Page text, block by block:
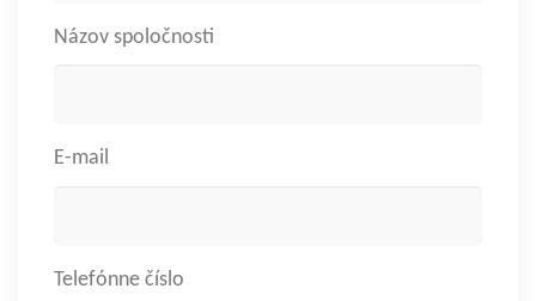
Názov spoločnosti
E-mail
Telefónne číslo